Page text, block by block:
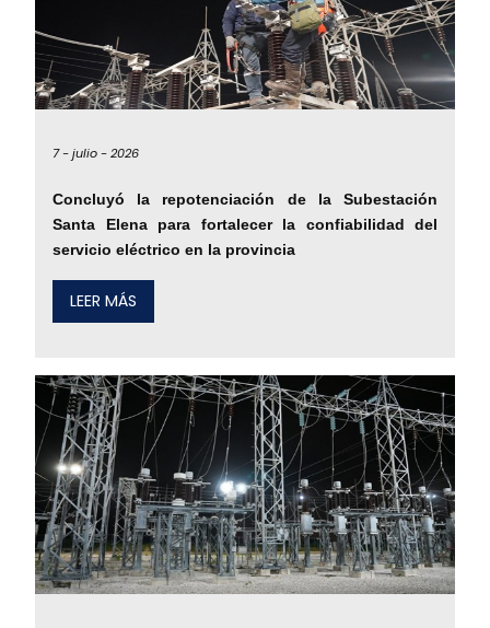
7 -julio -2026
Concluyó la repotenciación de la Subestación
Santa Elena para fortalecer la confiabilidad del
servicio eléctrico en la provincia
LEER MÁS